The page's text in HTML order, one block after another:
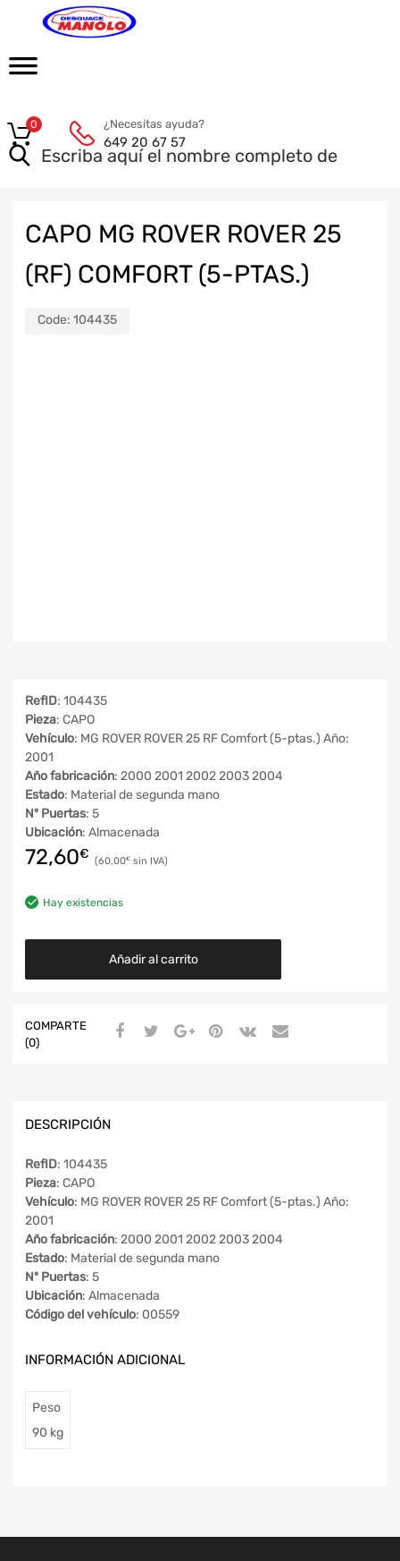
¿Necesitas ayuda?
649 20 67 57
0
CAPO MG ROVER ROVER 25
(RF) COMFORT (5-PTAS.)
Code: 104435
RefID: 104435
Pieza: CAPO
Vehículo: MG ROVER ROVER 25 RF Comfort (5-ptas.) Año:
2001
Año fabricación: 2000 2001 2002 2003 2004
Estado: Material de segunda mano
Nº Puertas: 5
Ubicación: Almacenada
72,60€ 60,00€
Hay existencias
Añadir al carrito
COMPARTE
(0)
DESCRIPCIÓN
RefID: 104435
Pieza: CAPO
Vehículo: MG ROVER ROVER 25 RF Comfort (5-ptas.) Año:
2001
Año fabricación: 2000 2001 2002 2003 2004
Estado: Material de segunda mano
Nº Puertas: 5
Ubicación: Almacenada
Código del vehículo: 00559
INFORMACIÓN ADICIONAL
Peso
90 kg